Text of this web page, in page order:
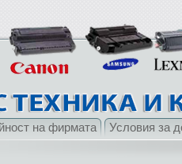
на фирмата Условия за